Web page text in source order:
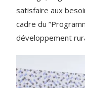
satisfaire aux
cadre du
développement